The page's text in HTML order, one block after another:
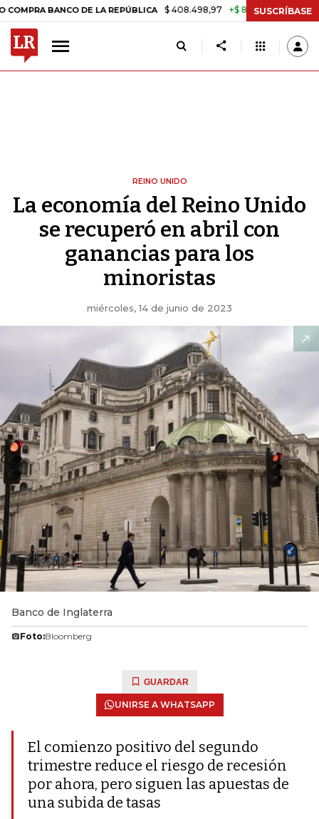
BANCO DE LA REPÚBLICA $ 408.498,97 +$ 8.753,81 +2,19%
SUSCRÍBASE
REINO UNIDO
La economía del Reino Unido
se recuperó en abril con
ganancias para los
minoristas
miércoles, 14 de junio de 2023
Banco de Inglaterra
Foto:Bloomberg
GUARDAR
UNIRSE A WHATSAPP
El comienzo positivo del segundo
trimestre reduce el riesgo de recesión
por ahora, pero siguen las apuestas de
una subida de tasas